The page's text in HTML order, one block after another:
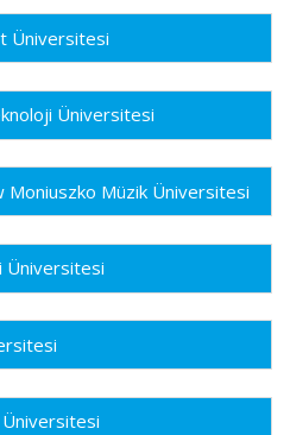
Üniversitesi
Üniversitesi
Moniuszko Müzik Üniversitesi
Üniversitesi
Üniversitesi